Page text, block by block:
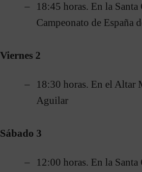
18:45 horas. En la
Campeonato de España
Viernes 2
18:30 horas. En el Altar
Aguilar
Sábado 3
12:00 horas. En la